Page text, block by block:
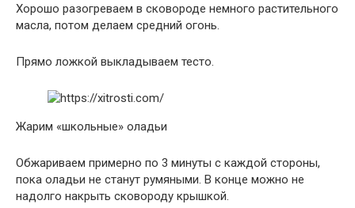
Хорошо разогреваем в сковороде немного растительного
масла, потом делаем средний огонь.
Прямо ложкой выкладываем тесто.
Жарим «школьные» оладьи
Обжариваем примерно по 3 минуты с каждой стороны,
пока оладьи не станут румяными. В конце можно не
надолго накрыть сковороду крышкой.